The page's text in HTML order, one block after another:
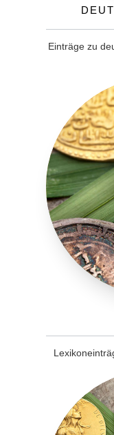
Einträge zu